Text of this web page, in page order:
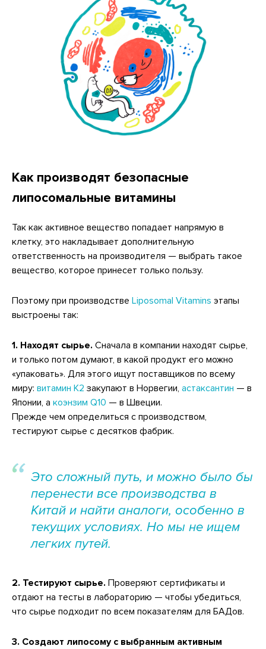
Как производят безопасные
липосомальные витамины
Так как активное вещество попадает напрямую в
клетку, это накладывает дополнительную
ответственность на производителя — выбрать такое
вещество, которое принесет только пользу.
Поэтому при производстве Liposomal Vitamins этапы
выстроены так:
1. Находят сырье. Сначала в компании находят сырье,
и только потом думают, в какой продукт его можно
«упаковать». Для этого ищут поставщиков по всему
миру: витамин К2 закупают в Норвегии, астаксантин — в
Японии, а коэнзим Q10 — в Швеции.
Прежде чем определиться с производством,
тестируют сырье с десятков фабрик.
Это сложный путь, и можно было бы
перенести все производства в
Китай и найти аналоги, особенно в
текущих условиях. Но мы не ищем
легких путей.
2. Тестируют сырье. Проверяют сертификаты и
отдают на тесты в лабораторию — чтобы убедиться,
что сырье подходит по всем показателям для БАДов.
3. Создают липосому с выбранным активным